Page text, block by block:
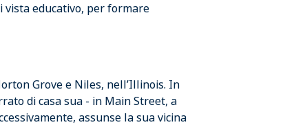
vista educativo, per formare
Grove e Niles, nell’Illinois. In
di casa sua - in Main Street, a
assunse la sua vicina